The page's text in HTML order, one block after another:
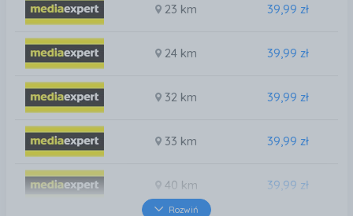
23 km 39,99 zł
24 km 39,99 zł
32 km 39,99 zł
33 km 39,99 zł
40 km 39,99 zł
Rozwiń